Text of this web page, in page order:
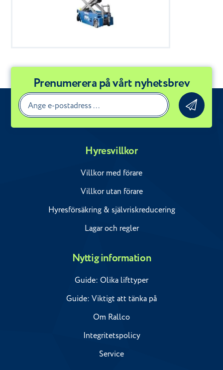
Prenumerera på vårt nyhetsbrev
Hyresvillkor
Villkor med förare
Villkor utan förare
Hyresförsäkring & självriskreducering
Lagar och regler
Nyttig information
Guide: Olika lifttyper
Guide: Viktigt att tänka på
Om Rallco
Integritetspolicy
Service